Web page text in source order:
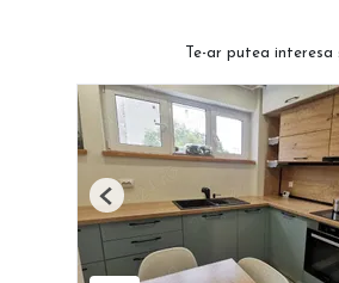
Te-ar putea interesa
Previous